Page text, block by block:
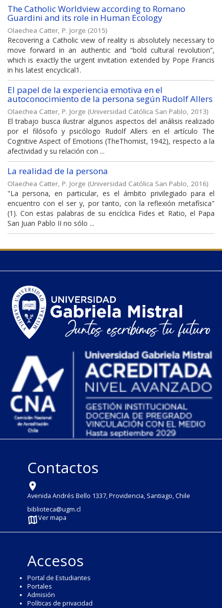
The Catholic Worldview according to Romano
Guardini and its role in Human Ecology
Olaechea Catter, P. Jorge (2015)
Recovering a Catholic view of reality is absolutely necessary to
move forward in an authentic and “bold cultural revolution”,
which is exactly the urgent invitation extended by Pope Francis
in his latest encyclical1.
El papel de la experiencia emotiva en el
autoconocimiento de la persona según Rudolf Allers
Olaechea Catter, P. Jorge (Universidad Católica San Pablo, 2013)
El trabajo busca ilustrar algunos aspectos del análisis realizado
por el filósofo y psicólogo Rudolf Allers en el artículo The
Cognitive Aspect of Emotions (TheThomist, 1942), respecto a la
afectividad y su relación con ...
La realidad de la persona
Olaechea Catter, P. Jorge (Universidad Católica San Pablo, 2016)
"La persona, en particular, es el ámbito privilegiado para el
encuentro con el ser y, por tanto, con la reflexión metafísica"
(1). Con estas palabras de su encíclica Fides et Ratio, el Papa
San Juan Pablo II no sólo ...
Contactos
Avenida Andrés Bello 1337, Providencia, Santiago, Chile
biblioteca@ugm.cl
Ver mapa
Accesos
Portal de Estudiantes
Portales
Admisión
Políticas de privacidad